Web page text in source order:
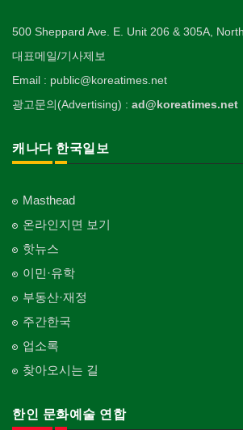
500 Sheppard Ave. E. Unit 206 & 305A,
대표메일/기사제보
Email : public@koreatimes.net
광고문의(Advertising) : ad@koreatimes.net
캐나다 한국일보
Masthead
온라인지면 보기
핫뉴스
이민·유학
부동산·재정
주간한국
업소록
찾아오시는 길
한인 문화예술 연합